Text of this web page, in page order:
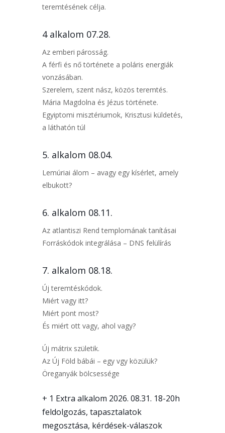
teremtésének célja.
4 alkalom 07.28.
Az emberi párosság.
A férfi és nő története a poláris energiák
vonzásában.
Szerelem, szent nász, közös teremtés.
Mária Magdolna és Jézus története.
Egyiptomi misztériumok, Krisztusi küldetés,
a láthatón túl
5. alkalom 08.04.
Lemúriai álom – avagy egy kísérlet, amely
elbukott?
6. alkalom 08.11.
Az atlantiszi Rend templomának tanításai
Forráskódok integrálása – DNS felülírás
7. alkalom 08.18.
Új teremtéskódok.
Miért vagy itt?
Miért pont most?
És miért ott vagy, ahol vagy?
Új mátrix születik.
Az Új Föld bábái – egy vgy közülük?
Öreganyák bölcsessége
+ 1 Extra alkalom 2026. 08.31. 18-20h
feldolgozás, tapasztalatok
megosztása, kérdések-válaszok